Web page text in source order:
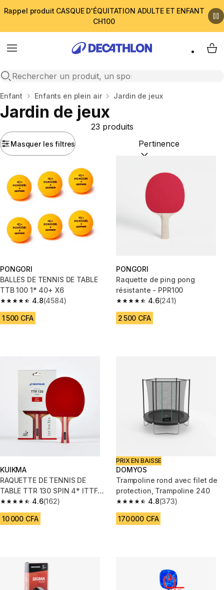
Rappel produit CASQUE D'ÉQUITATION ADULTE ET ENFANT
CH100
Menu
Open search
My
Accueil
Enfant Enfants en plein air Jardin de jeux
Jardin de jeux
Masquer les filtres
23 produits
Trier par :(optional)
PONGORI
BALLES DE TENNIS DE TABLE
TTB 100 1* 40+ X6
4.8
4.8 out of 5 stars from 4584 reviews
(4584)
1 500 CFA
PONGORI
Raquette de ping pong
résistante - PPR100
4.6
4.6 out of 5 stars from 241
(241)
2 500 CFA
KUIKMA
RAQUETTE DE TENNIS DE
TABLE TTR 130 SPIN 4* ITTF
ÉCOLE/CLUB
4.6
4.6 out of 5 stars from 162 reviews
(162)
10 000 CFA
PRIX EN BAISSE
DOMYOS
Trampoline rond avec filet de
protection, Trampoline 240
4.8
4.8 out of 5 stars from 373
(373)
170 000 CFA